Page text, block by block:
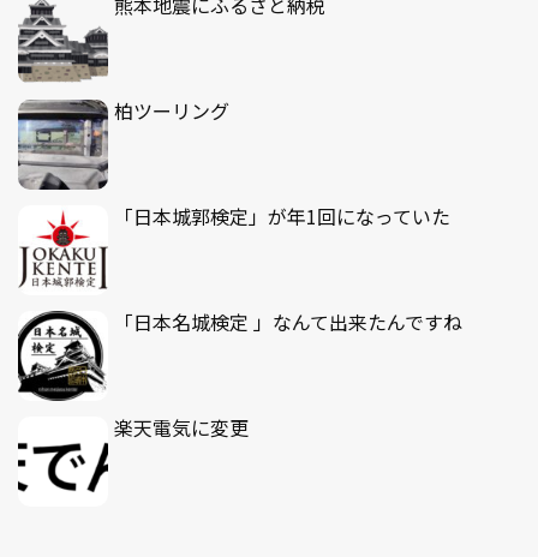
柏ツーリング
「日本城郭検定」が年1回になっていた
「日本名城検定 」なんて出来たんですね
楽天電気に変更